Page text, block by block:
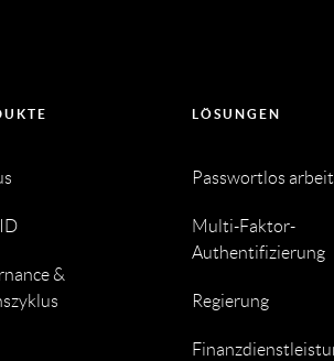
&
LÖSUNGEN
Passwortlos
Multi-Faktor-
Authentifizierung
Regierung